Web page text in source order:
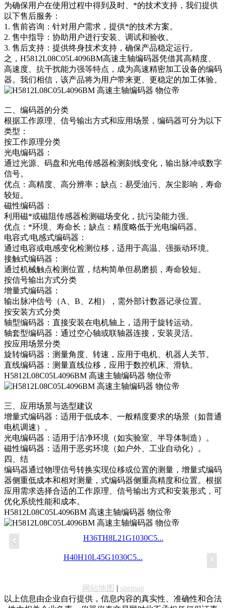
为确保用户在使用过程中得到及时、*的技术支持，我们提供
以下售后服务：
1. 售前咨询：针对用户需求，提供*的技术方案。
2. 售中指导：协助用户进行安装、调试和验收。
3. 售后支持：提供终身技术支持，确保产品稳定运行。
之，H5812L08C05L4096BM高速主轴编码器凭借其高精度、
高速度、抗干扰能力强等特点，成为高速精密加工设备的编码
器。我们相信，该产品将为用户带来更、更稳定的加工体验。
二、编码器的分类
根据工作原理、信号输出方式和应用场景，编码器可分为以下
类型：
按工作原理分类
光电编码器：
通过光源、码盘和光电传感器检测刻线变化，输出脉冲或数字
信号。
优点：高精度、高分辨率；缺点：易受油污、灰尘影响，寿命
较短。
磁性编码器：
利用磁*或磁阻传感器检测磁场变化，抗污染能力强。
优点：*环境、寿命长；缺点：精度略低于光电编码器。
电容式/电感式编码器：
通过电容或电感变化检测位移，适用于高温、强振动环境。
接触式编码器：
通过机械触点检测位置，结构简单但易磨损，寿命较短。
按信号输出方式分类
增量式编码器：
输出脉冲信号（A、B、Z相），需外部计数器记录位置。
按安装方式分类
轴型编码器：直接安装在电机轴上，适用于旋转运动。
轴套型编码器：通过空心轴或联轴器连接，安装灵活。
按应用场景分类
旋转编码器：测量角度、转速，应用于电机、机器人关节。
直线编码器：测量直线位移，应用于数控机床、滑轨。
H5812L08C05L4096BM 高速主轴编码器 物位帝
三、应用场景与选型建议
增量式编码器：适用于低成本、一般精度要求的场景（如普通
电机调速）。
光电编码器：适用于洁净环境（如实验室、半导体制造）。
磁性编码器：适用于恶劣环境（如户外、工业自动化）。
四、结
编码器通过物理信号转换实现位移或位置的测量，增量式编码
器侧重低成本和相对测量，式编码器侧重高精度和位置。根据
应用需求选择合适的工作原理、信号输出方式和安装形式，可
优化系统性能和成本。
H5812L08C05L4096BM 高速主轴编码器 物位帝
H36TH8L21G1030C5...
H40H10L45G1030C5...
网站地图
sitemap
以上信息由企业自行提供，信息内容的真实性、准确性和合法